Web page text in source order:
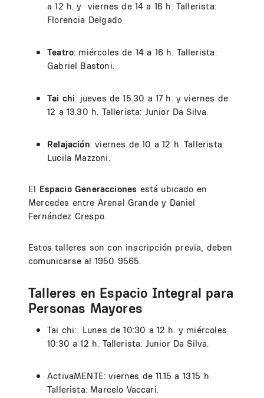
a 12 h. y viernes de 14 a 16 h. Tallerista:
Florencia Delgado
Teatro: miércoles de 14 a 16 h. Tallerista:
Gabriel Bastoni.
Tai chi: jueves de 15.30 a 17 h. y viernes de
12 a 13.30 h. Tallerista: Junior Da Silva.
Relajación: viernes de 10 a 12 h. Tallerista:
Lucila Mazzoni.
El Espacio Generacciones está ubicado en
Mercedes entre Arenal Grande y Daniel
Fernández Crespo.
Estos talleres son con inscripción previa, deben
comunicarse al 1950 9565.
Talleres en Espacio Integral para
Personas Mayores
Tai chi:
Lunes de 10:30 a 12 h. y miércoles
10:30 a 12 h. Tallerista: Junior Da Silva.
ActivaMENTE: viernes de 11.15 a 13.15 h.
Tallerista: Marcelo Vaccari.